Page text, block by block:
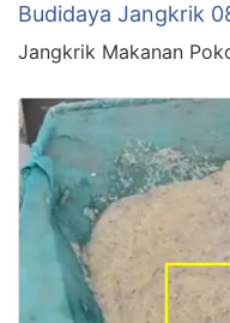
Budidaya Jangkrik
Jangkrik Makanan